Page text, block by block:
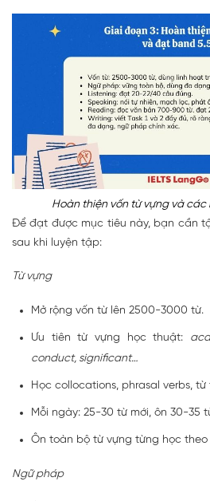
Hoàn thiện vốn từ vựng và
Để đạt được mục tiêu này, bạn cần
sau khi luyện tập:
Từ vựng
Mở rộng vốn từ lên 2500-3000 từ.
Ưu tiên từ vựng học thuật:
conduct, significant…
Học collocations, phrasal verbs, từ
Mỗi ngày: 25-30 từ mới, ôn 30-35
Ôn toàn bộ từ vựng từng học theo
Ngữ pháp